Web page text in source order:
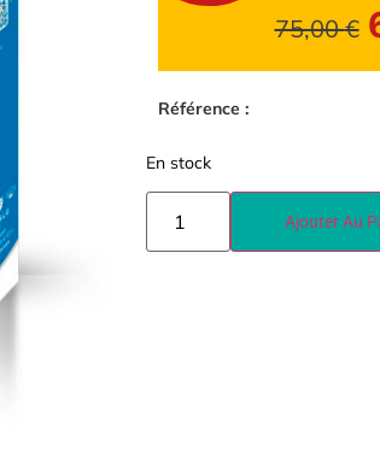
75,00€
Référence :
En stock
Ajouter Au